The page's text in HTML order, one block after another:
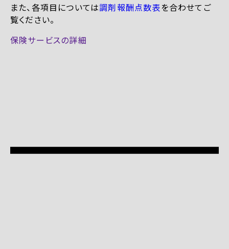
また、各項目については調剤報酬点数表を合わせてご
覧ください。
保険サービスの詳細